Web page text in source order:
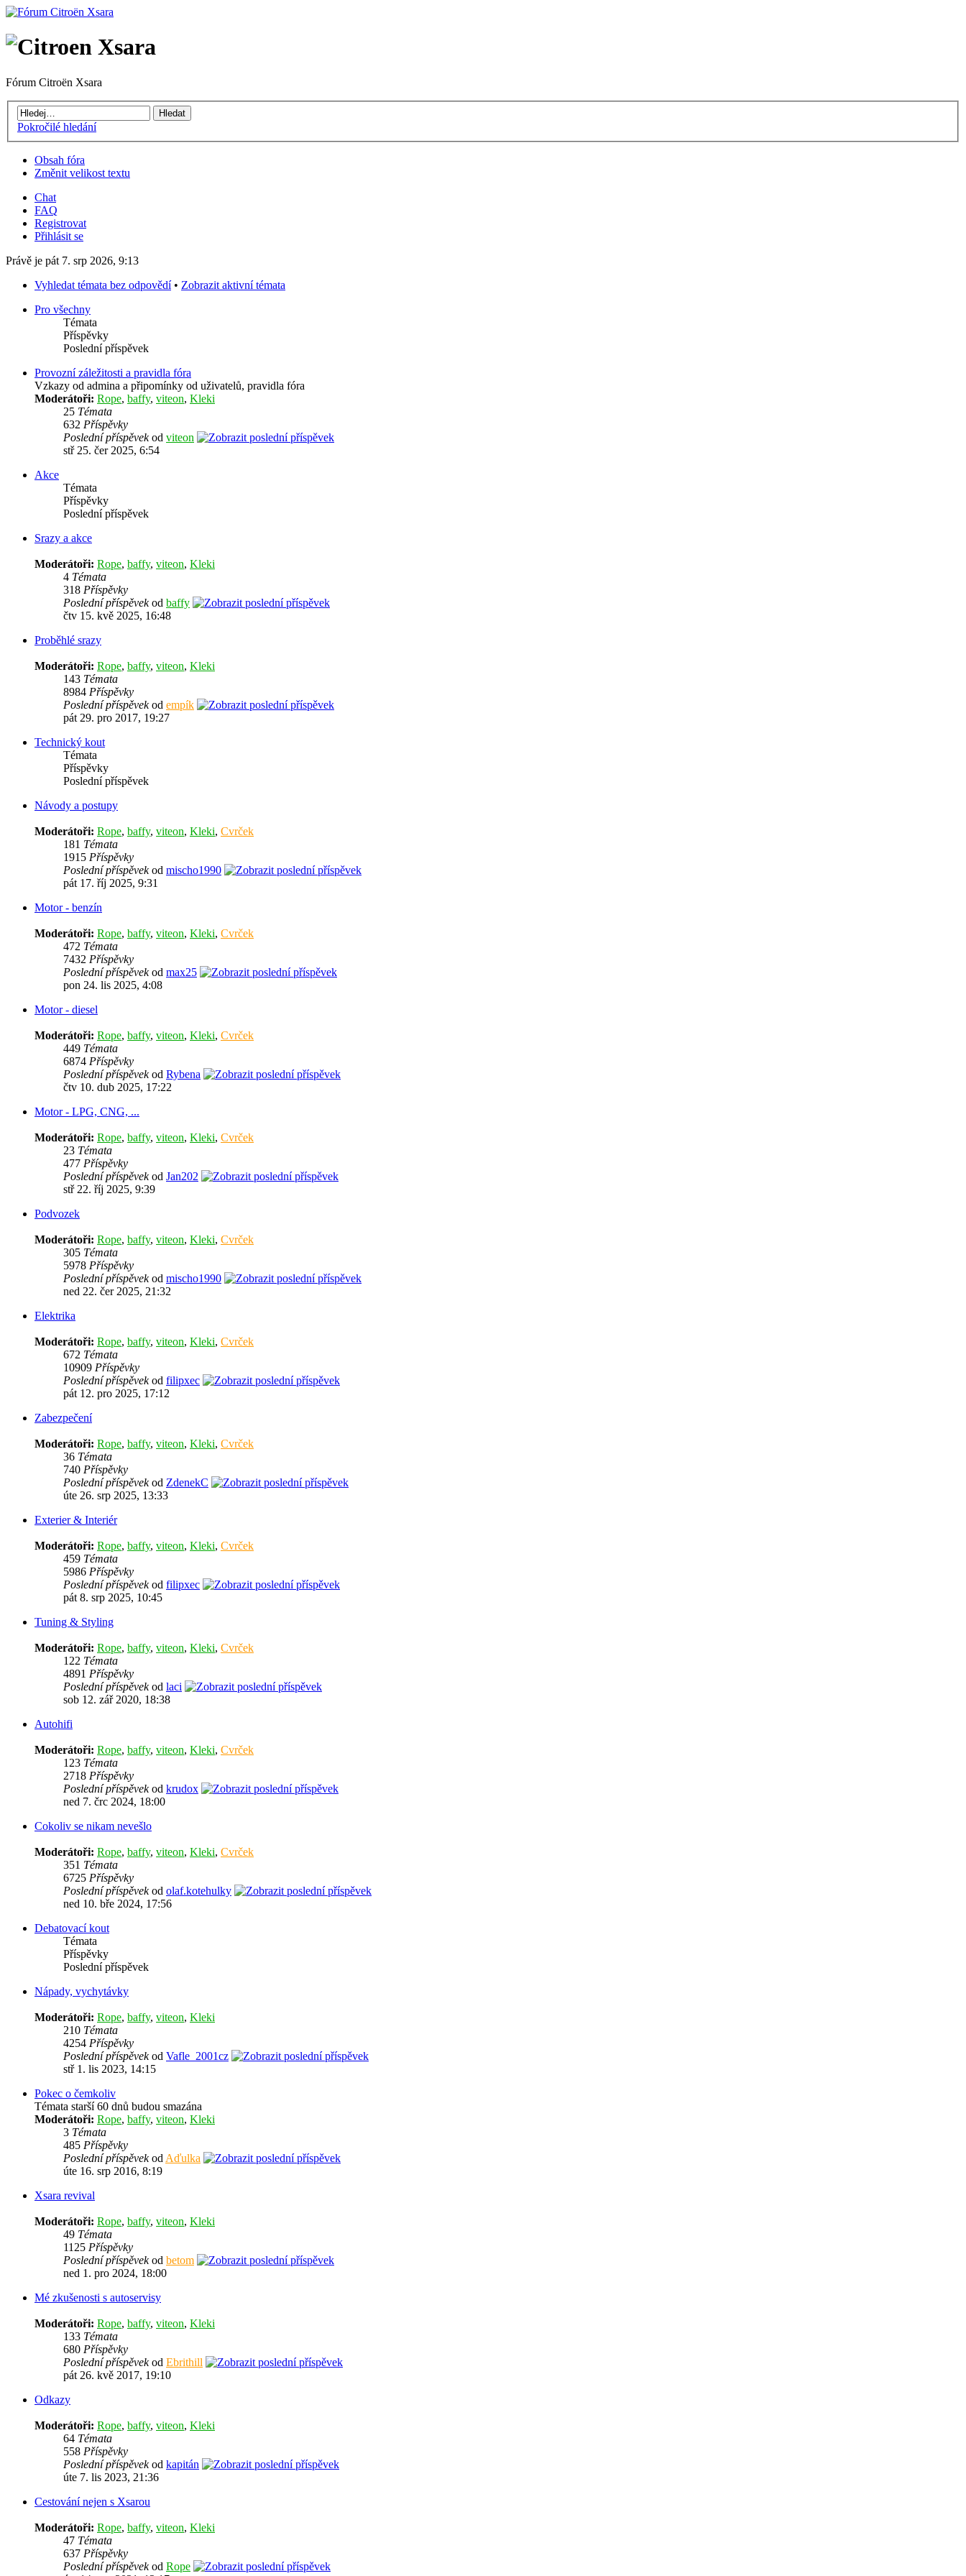
Fórum Citroën Xsara
Pokročilé hledání
Obsah fóra
Změnit velikost textu
Chat
FAQ
Registrovat
Přihlásit se
Právě je pát 7. srp 2026, 9:13
Vyhledat témata bez odpovědí • Zobrazit aktivní témata
Pro všechny
Témata
Příspěvky
Poslední příspěvek
Provozní záležitosti a pravidla fóra
Vzkazy od admina a připomínky od uživatelů, pravidla fóra
Moderátoři: Rope, baffy, viteon, Kleki
25 Témata
632 Příspěvky
Poslední příspěvekod viteon
stř 25. čer 2025, 6:54
Akce
Témata
Příspěvky
Poslední příspěvek
Srazy a akce
Moderátoři: Rope, baffy, viteon, Kleki
4 Témata
318 Příspěvky
Poslední příspěvekod baffy
čtv 15. kvě 2025, 16:48
Proběhlé srazy
Moderátoři: Rope, baffy, viteon, Kleki
143 Témata
8984 Příspěvky
Poslední příspěvekod empík
pát 29. pro 2017, 19:27
Technický kout
Témata
Příspěvky
Poslední příspěvek
Návody a postupy
Moderátoři: Rope, baffy, viteon, Kleki, Cvrček
181 Témata
1915 Příspěvky
Poslední příspěvekod mischo1990
pát 17. říj 2025, 9:31
Motor - benzín
Moderátoři: Rope, baffy, viteon, Kleki, Cvrček
472 Témata
7432 Příspěvky
Poslední příspěvekod max25
pon 24. lis 2025, 4:08
Motor - diesel
Moderátoři: Rope, baffy, viteon, Kleki, Cvrček
449 Témata
6874 Příspěvky
Poslední příspěvekod Rybena
čtv 10. dub 2025, 17:22
Motor - LPG, CNG, ...
Moderátoři: Rope, baffy, viteon, Kleki, Cvrček
23 Témata
477 Příspěvky
Poslední příspěvekod Jan202
stř 22. říj 2025, 9:39
Podvozek
Moderátoři: Rope, baffy, viteon, Kleki, Cvrček
305 Témata
5978 Příspěvky
Poslední příspěvekod mischo1990
ned 22. čer 2025, 21:32
Elektrika
Moderátoři: Rope, baffy, viteon, Kleki, Cvrček
672 Témata
10909 Příspěvky
Poslední příspěvekod filipxec
pát 12. pro 2025, 17:12
Zabezpečení
Moderátoři: Rope, baffy, viteon, Kleki, Cvrček
36 Témata
740 Příspěvky
Poslední příspěvekod ZdenekC
úte 26. srp 2025, 13:33
Exterier & Interiér
Moderátoři: Rope, baffy, viteon, Kleki, Cvrček
459 Témata
5986 Příspěvky
Poslední příspěvekod filipxec
pát 8. srp 2025, 10:45
Tuning & Styling
Moderátoři: Rope, baffy, viteon, Kleki, Cvrček
122 Témata
4891 Příspěvky
Poslední příspěvekod laci
sob 12. zář 2020, 18:38
Autohifi
Moderátoři: Rope, baffy, viteon, Kleki, Cvrček
123 Témata
2718 Příspěvky
Poslední příspěvekod krudox
ned 7. črc 2024, 18:00
Cokoliv se nikam nevešlo
Moderátoři: Rope, baffy, viteon, Kleki, Cvrček
351 Témata
6725 Příspěvky
Poslední příspěvekod olaf.kotehulky
ned 10. bře 2024, 17:56
Debatovací kout
Témata
Příspěvky
Poslední příspěvek
Nápady, vychytávky
Moderátoři: Rope, baffy, viteon, Kleki
210 Témata
4254 Příspěvky
Poslední příspěvekod Vafle_2001cz
stř 1. lis 2023, 14:15
Pokec o čemkoliv
Témata starší 60 dnů budou smazána
Moderátoři: Rope, baffy, viteon, Kleki
3 Témata
485 Příspěvky
Poslední příspěvekodAďulka
úte 16. srp 2016, 8:19
Xsara revival
Moderátoři: Rope, baffy, viteon, Kleki
49 Témata
1125 Příspěvky
Poslední příspěvekod betom
ned 1. pro 2024, 18:00
Mé zkušenosti s autoservisy
Moderátoři: Rope, baffy, viteon, Kleki
133 Témata
680 Příspěvky
Poslední příspěvekod Ebrithill
pát 26. kvě 2017, 19:10
Odkazy
Moderátoři: Rope, baffy, viteon, Kleki
64 Témata
558 Příspěvky
Poslední příspěvekod kapitán
úte 7. lis 2023, 21:36
Cestování nejen s Xsarou
Moderátoři: Rope, baffy, viteon, Kleki
47 Témata
637 Příspěvky
Poslední příspěvekod Rope